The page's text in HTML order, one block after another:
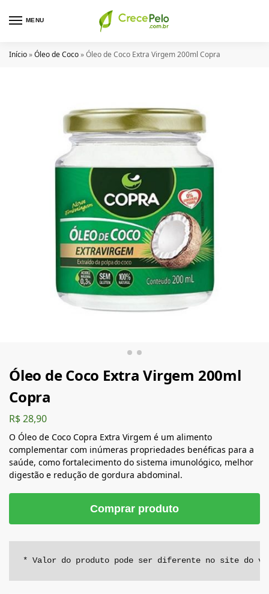
MENU
Início»Óleo de Coco»Óleo de Coco Extra Virgem 200ml Copra
Óleo de Coco Extra Virgem 200ml
Copra
R$28,90
O Óleo de Coco Copra Extra Virgem é um alimento
complementar com inúmeras propriedades benéficas para a
saúde, como fortalecimento do sistema imunológico, melhor
digestão e redução de gordura abdominal.
Comprar produto
* Valor do produto pode ser diferente no site do